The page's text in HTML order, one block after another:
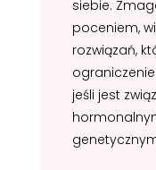
siebie.
poceniem,
rozwiązań,
jeśli jest